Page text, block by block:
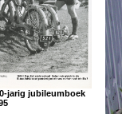
jarig jubileumboek